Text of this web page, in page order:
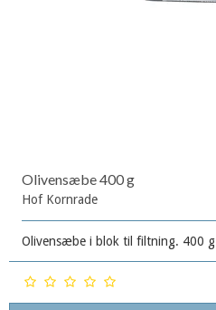
Olivensæbe 400 g
Hof Kornrade
Olivensæbe i blok til filtning. 400 g